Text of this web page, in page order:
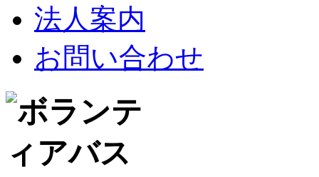
法人案内
お問い合わせ